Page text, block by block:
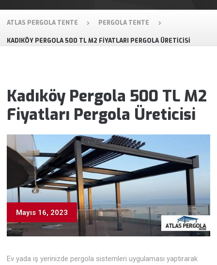
ATLAS PERGOLA TENTE PERGOLA TENTE
KADIKÖY PERGOLA 500 TL M2 FIYATLARI PERGOLA ÜRETICISI
Kadıköy Pergola 500 TL M2
Fiyatları Pergola Üreticisi
Mayıs 16, 2023
Ev yada iş yerinizde pergola sistemleri uygulaması yaptırarak